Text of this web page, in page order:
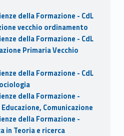
della Formazione - CdL
vecchio ordinamento
della Formazione - CdL
Primaria Vecchio
della Formazione - CdL
della Formazione -
Comunicazione
della Formazione -
in Teoria e ricerca